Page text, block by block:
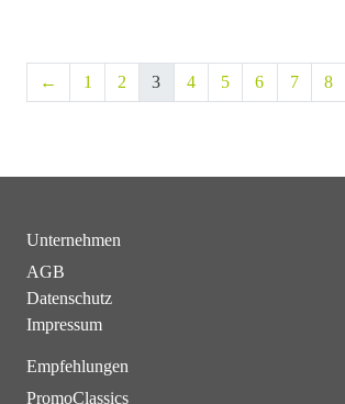
← 1 2 3 4 5 6 7 8
Unternehmen
AGB
Datenschutz
Impressum
Empfehlungen
PromoClassics